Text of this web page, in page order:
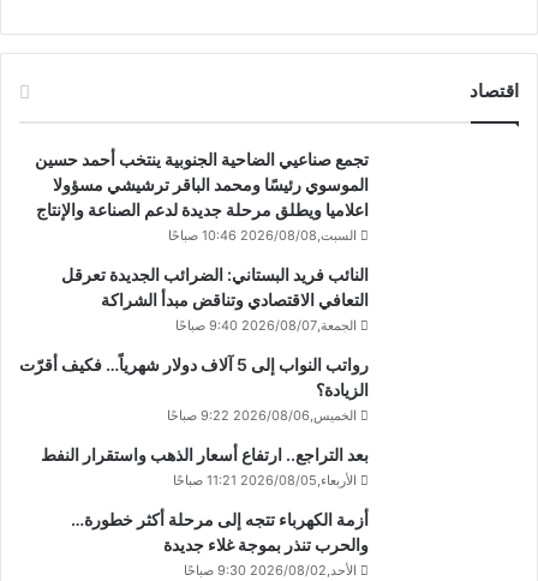
اقتصاد
تجمع صناعيي الضاحية الجنوبية ينتخب أحمد حسين
الموسوي رئيسًا ومحمد الباقر ترشيشي مسؤولا
اعلاميا ويطلق مرحلة جديدة لدعم الصناعة والإنتاج
السبت,2026/08/08 10:46 صباحًا
النائب فريد البستاني: الضرائب الجديدة تعرقل
التعافي الاقتصادي وتناقض مبدأ الشراكة
الجمعة,2026/08/07 9:40 صباحًا
رواتب النواب إلى 5 آلاف دولار شهرياً… فكيف أقرّت
الزيادة؟
الخميس,2026/08/06 9:22 صباحًا
بعد التراجع.. ارتفاع أسعار الذهب واستقرار النفط
الأربعاء,2026/08/05 11:21 صباحًا
أزمة الكهرباء تتجه إلى مرحلة أكثر خطورة…
والحرب تنذر بموجة غلاء جديدة
الأحد,2026/08/02 9:30 صباحًا